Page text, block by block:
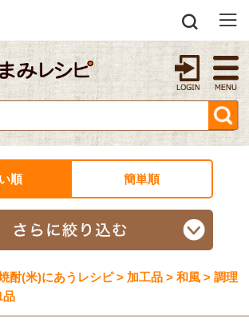
順 簡単順
酎(米)にあうレシピ > 加工品 > 和風 > 調理
品